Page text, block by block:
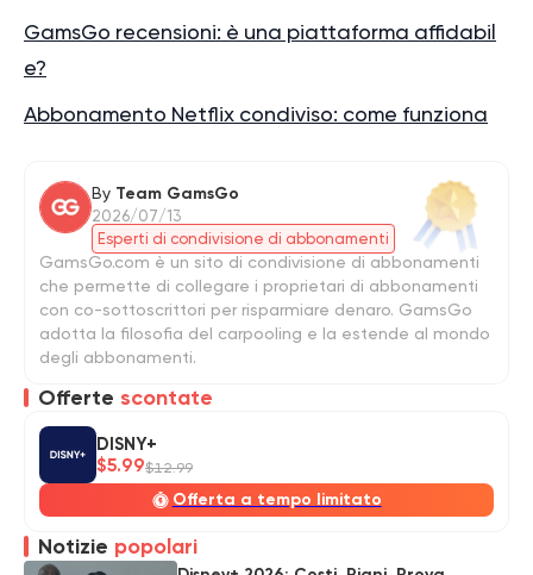
GamsGo recensioni: è una piattaforma affidabil
e?
Abbonamento Netflix condiviso: come funziona
By Team GamsGo
2026/07/13
Esperti di condivisione di abbonamenti
GamsGo.com è un sito di condivisione di abbonamenti
che permette di collegare i proprietari di abbonamenti
con co-sottoscrittori per risparmiare denaro. GamsGo
adotta la filosofia del carpooling e la estende al mondo
degli abbonamenti.
Offerte scontate
DISNY+
$5.99$12.99
Offerta a tempo limitato
Notizie popolari